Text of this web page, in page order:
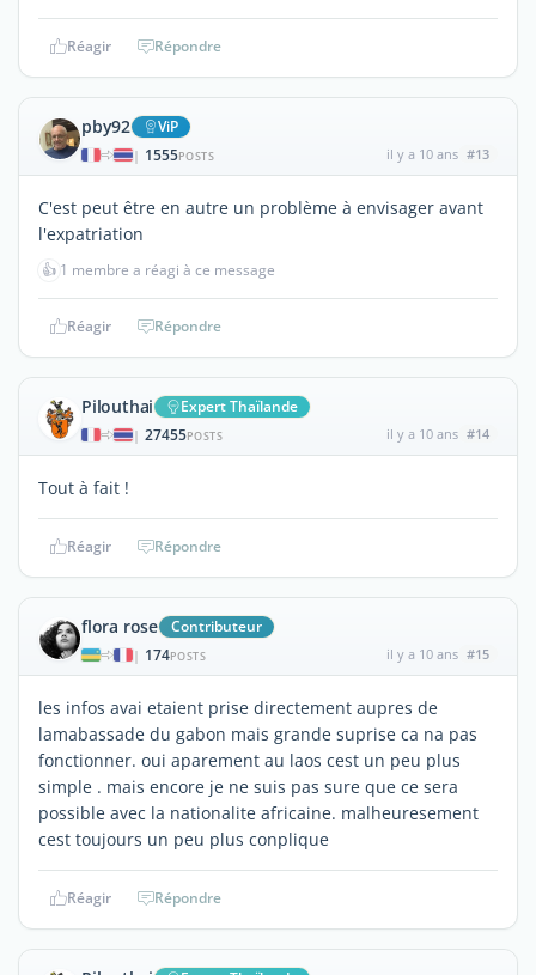
Réagir Répondre
pby92 ViP
| 1555POSTS il y a 10 ans #13
C'est peut être en autre un problème à envisager avant
l'expatriation
👍 1 membre a réagi à ce message
Réagir Répondre
Pilouthai Expert Thaïlande
| 27455POSTS il y a 10 ans #14
Tout à fait !
Réagir Répondre
flora rose Contributeur
| 174POSTS il y a 10 ans #15
les infos avai etaient prise directement aupres de
lamabassade du gabon mais grande suprise ca na pas
fonctionner. oui aparement au laos cest un peu plus
simple . mais encore je ne suis pas sure que ce sera
possible avec la nationalite africaine. malheuresement
cest toujours un peu plus conplique
Réagir Répondre